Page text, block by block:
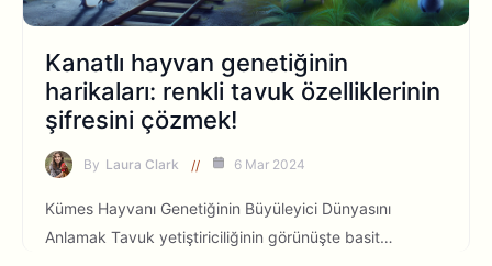
Kanatlı hayvan genetiğinin
harikaları: renkli tavuk özelliklerinin
şifresini çözmek!
By Laura Clark 6 Mar 2024
Kümes Hayvanı Genetiğinin Büyüleyici Dünyasını
Anlamak Tavuk yetiştiriciliğinin görünüşte basit…